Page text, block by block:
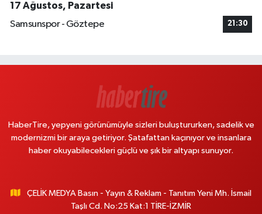
17 Ağustos, Pazartesi
Samsunspor - Göztepe
21:30
HaberTire, yepyeni görünümüyle sizleri buluştururken, sadelik ve
modernizmi bir araya getiriyor. Şatafattan kaçınıyor ve insanlara
haber okuyabilecekleri güçlü ve şık bir altyapı sunuyor.
ÇELİK MEDYA Basın - Yayın & Reklam - Tanıtım Yeni Mh. İsmail
Taşlı Cd. No:25 Kat:1 TİRE-İZMİR